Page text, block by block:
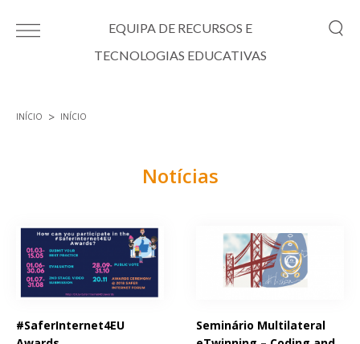
EQUIPA DE RECURSOS E
TECNOLOGIAS EDUCATIVAS
INÍCIO INÍCIO
Notícias
#SaferInternet4EU
Seminário Multilateral
Páginas